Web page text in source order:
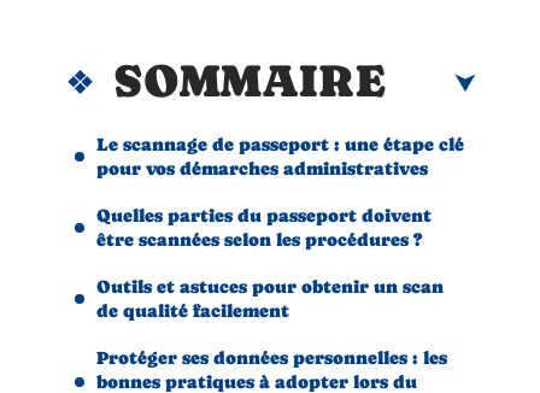
SOMMAIRE
Le scannage de passeport : une étape clé
pour vos démarches administratives
Quelles parties du passeport doivent
être scannées selon les procédures ?
Outils et astuces pour obtenir un scan
de qualité facilement
Protéger ses données personnelles : les
bonnes pratiques à adopter lors du